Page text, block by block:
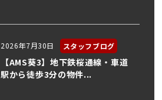
2026年7月30日 スタッフブログ
【AMS葵3】地下鉄桜通線・車道
駅から徒歩3分の物件...